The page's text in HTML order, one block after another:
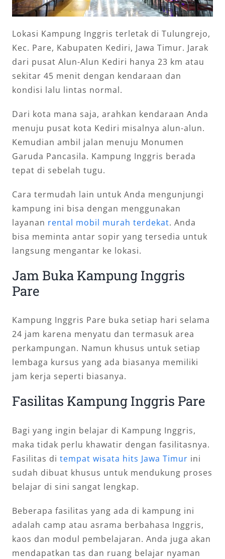
Lokasi Kampung Inggris terletak di Tulungrejo,
Kec. Pare, Kabupaten Kediri, Jawa Timur. Jarak
dari pusat Alun-Alun Kediri hanya 23 km atau
sekitar 45 menit dengan kendaraan dan
kondisi lalu lintas normal.
Dari kota mana saja, arahkan kendaraan Anda
menuju pusat kota Kediri misalnya alun-alun.
Kemudian ambil jalan menuju Monumen
Garuda Pancasila. Kampung Inggris berada
tepat di sebelah tugu.
Cara termudah lain untuk Anda mengunjungi
kampung ini bisa dengan menggunakan
layanan rental mobil murah terdekat. Anda
bisa meminta antar sopir yang tersedia untuk
langsung mengantar ke lokasi.
Jam Buka Kampung Inggris
Pare
Kampung Inggris Pare buka setiap hari selama
24 jam karena menyatu dan termasuk area
perkampungan. Namun khusus untuk setiap
lembaga kursus yang ada biasanya memiliki
jam kerja seperti biasanya.
Fasilitas Kampung Inggris Pare
Bagi yang ingin belajar di Kampung Inggris,
maka tidak perlu khawatir dengan fasilitasnya.
Fasilitas di tempat wisata hits Jawa Timur ini
sudah dibuat khusus untuk mendukung proses
belajar di sini sangat lengkap.
Beberapa fasilitas yang ada di kampung ini
adalah camp atau asrama berbahasa Inggris,
kaos dan modul pembelajaran. Anda juga akan
mendapatkan tas dan ruang belajar nyaman